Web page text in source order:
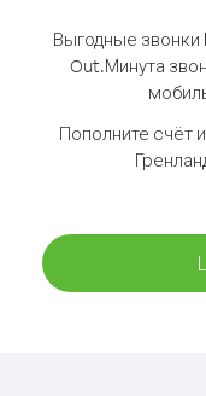
Выгодные звонки
Out.Минута
Пополните счёт